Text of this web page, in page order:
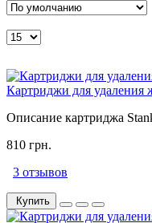
Картриджи для удаления
Описание картриджа
810 грн.
3 отзывов
Купить